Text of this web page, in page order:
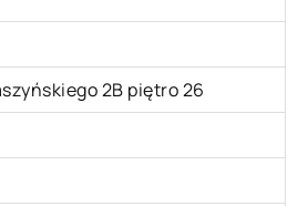
2B piętro 26